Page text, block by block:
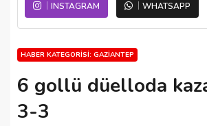
INSTAGRAM WHATSAPP
HABER KATEGORISI: GAZIANTEP
6 gollü düelloda
3-3